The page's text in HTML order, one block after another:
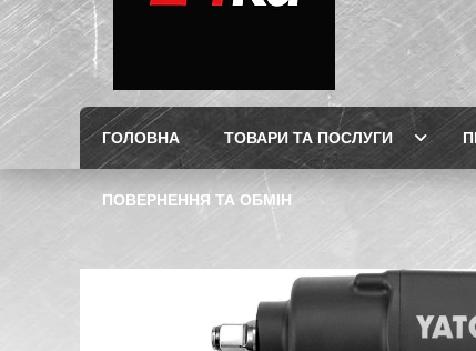
ГОЛОВНА ТОВАРИ ТА ПОСЛУГИ
ПОВЕРНЕННЯ ТА ОБМІН